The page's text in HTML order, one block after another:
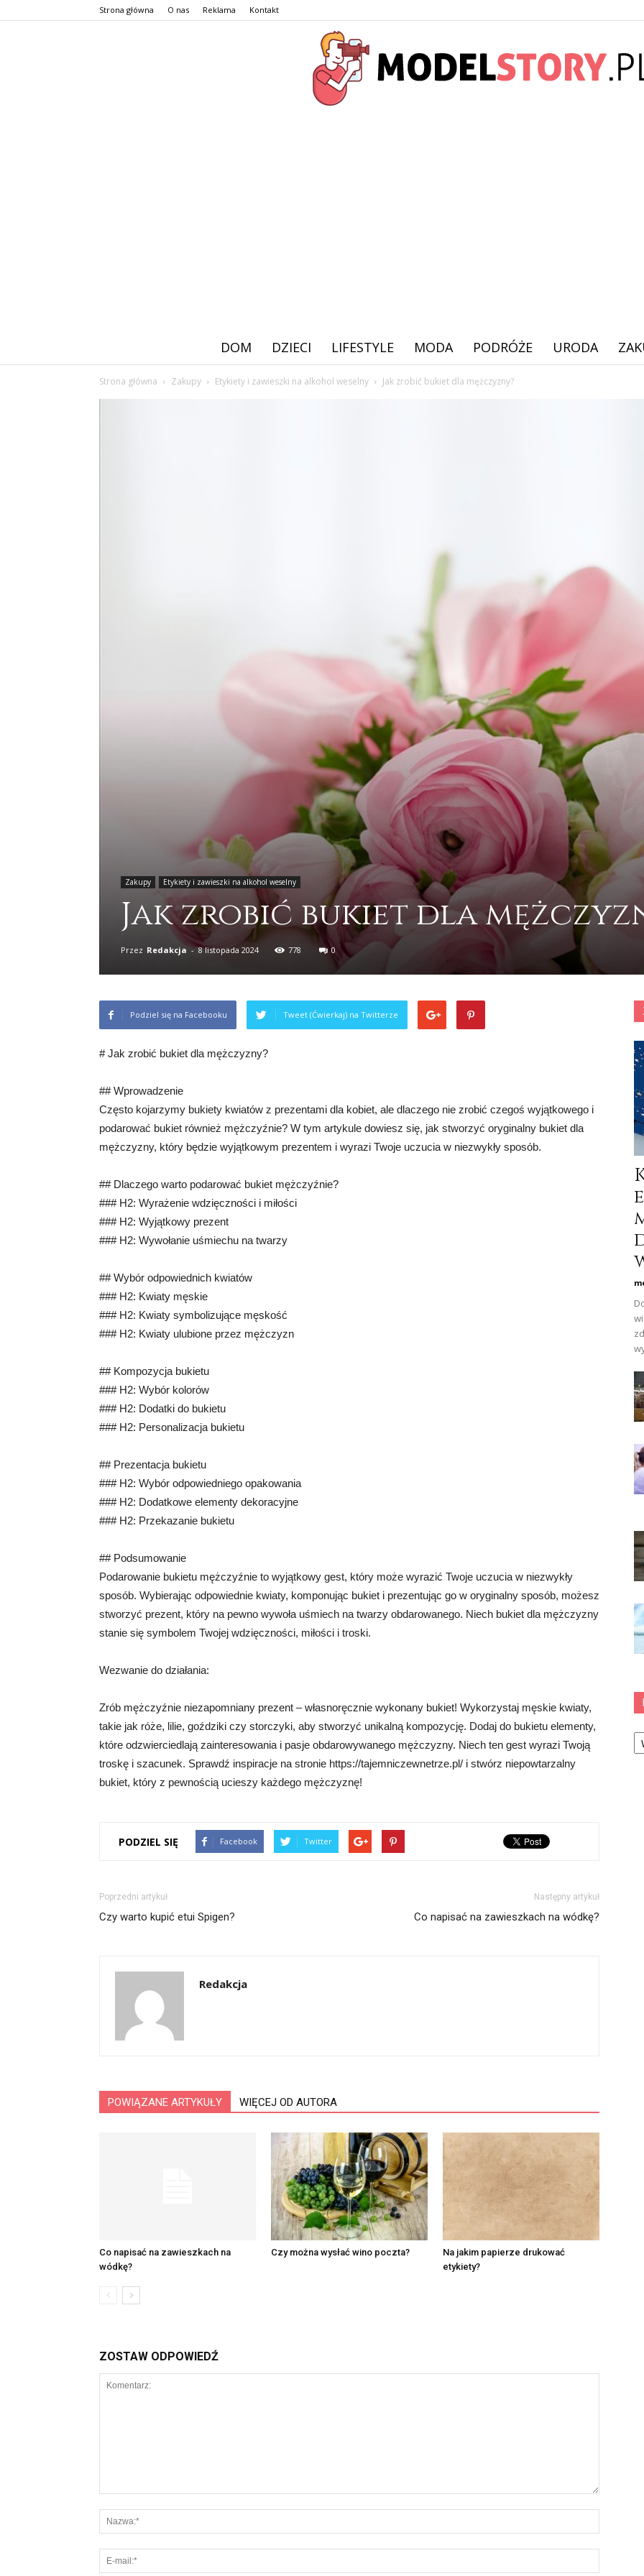
Strona główna O nas Reklama Kontakt
DOM DZIECI LIFESTYLE MODA PODRÓŻE URODA
Strona główna Zakupy Etykiety i zawieszki na alkohol weselny Jak zrobić bukiet dla mężczyzny?
Zakupy Etykiety i zawieszki na alkohol weselny
Jak zrobić bukiet dla
Przez Redakcja - 8 listopada 2024 778 0
Podziel się na Facebooku Tweet (Ćwierkaj) na Twitterze
# Jak zrobić bukiet dla mężczyzny?
## Wprowadzenie
Często kojarzymy bukiety kwiatów z prezentami dla kobiet, ale dlaczego nie zrobić czegoś wyjątkowego i
podarować bukiet również mężczyźnie? W tym artykule dowiesz się, jak stworzyć oryginalny bukiet dla
mężczyzny, który będzie wyjątkowym prezentem i wyrazi Twoje uczucia w niezwykły sposób.
## Dlaczego warto podarować bukiet mężczyźnie?
### H2: Wyrażenie wdzięczności i miłości
### H2: Wyjątkowy prezent
### H2: Wywołanie uśmiechu na twarzy
## Wybór odpowiednich kwiatów
### H2: Kwiaty męskie
### H2: Kwiaty symbolizujące męskość
### H2: Kwiaty ulubione przez mężczyzn
## Kompozycja bukietu
### H2: Wybór kolorów
### H2: Dodatki do bukietu
### H2: Personalizacja bukietu
## Prezentacja bukietu
### H2: Wybór odpowiedniego opakowania
### H2: Dodatkowe elementy dekoracyjne
### H2: Przekazanie bukietu
## Podsumowanie
Podarowanie bukietu mężczyźnie to wyjątkowy gest, który może wyrazić Twoje uczucia w niezwykły
sposób. Wybierając odpowiednie kwiaty, komponując bukiet i prezentując go w oryginalny sposób, możesz
stworzyć prezent, który na pewno wywoła uśmiech na twarzy obdarowanego. Niech bukiet dla mężczyzny
stanie się symbolem Twojej wdzięczności, miłości i troski.
Wezwanie do działania:
Zrób mężczyźnie niezapomniany prezent – własnoręcznie wykonany bukiet! Wykorzystaj męskie kwiaty,
takie jak róże, lilie, goździki czy storczyki, aby stworzyć unikalną kompozycję. Dodaj do bukietu elementy,
które odzwierciedlają zainteresowania i pasje obdarowywanego mężczyzny. Niech ten gest wyrazi Twoją
troskę i szacunek. Sprawdź inspiracje na stronie https://tajemniczewnetrze.pl/ i stwórz niepowtarzalny
bukiet, który z pewnością ucieszy każdego mężczyznę!
PODZIEL SIĘ Facebook Twitter
Poprzedni artykuł
Czy warto kupić etui Spigen?
Następny artykuł
Co napisać na zawieszkach na wódkę?
Redakcja
POWIĄZANE ARTYKUŁY WIĘCEJ OD AUTORA
Co napisać na zawieszkach na
wódkę?
Czy można wysłać wino poczta?
Na jakim papierze drukować
etykiety?
ZOSTAW ODPOWIEDŹ